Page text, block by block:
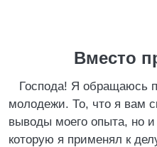
Вместо
Господа! Я обращаюсь
молодежи. То, что я вам
выводы моего опыта, но
которую я применял к